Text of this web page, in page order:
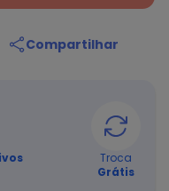
Compartilhar
Troca
Grátis